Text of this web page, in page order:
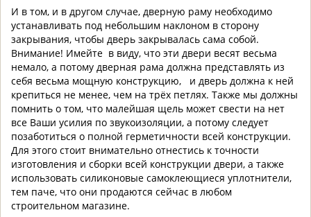
И в том, и в другом случае, дверную раму необходимо
устанавливать под небольшим наклоном в сторону
закрывания, чтобы дверь закрывалась сама собой.
Внимание! Имейте в виду, что эти двери весят весьма
немало, а потому дверная рама должна представлять из
себя весьма мощную конструкцию, и дверь должна к ней
крепиться не менее, чем на трёх петлях. Также мы должны
помнить о том, что малейшая щель может свести на нет
все Ваши усилия по звукоизоляции, а потому следует
позаботиться о полной герметичности всей конструкции.
Для этого стоит внимательно отнестись к точности
изготовления и сборки всей конструкции двери, а также
использовать силиконовые самоклеющиеся уплотнители,
тем паче, что они продаются сейчас в любом
строительном магазине.